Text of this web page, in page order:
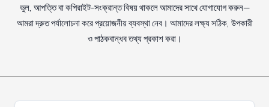
ভুল, আপত্তি বা কপিরাইট-সংক্রান্ত বিষয় থাকলে আমাদের সাথে যোগাযোগ করুন—
আমরা দ্রুত পর্যালোচনা করে প্রয়োজনীয় ব্যবস্থা নেব। আমাদের লক্ষ্য সঠিক, উপকারী
ও পাঠকবান্ধব তথ্য প্রকাশ করা।